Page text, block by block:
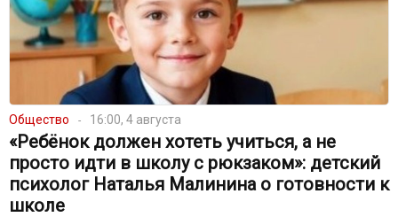
Общество 16:00, 4 августа
«Ребёнок должен хотеть учиться, а не
просто идти в школу с рюкзаком»: детский
психолог Наталья Малинина о готовности к
школе